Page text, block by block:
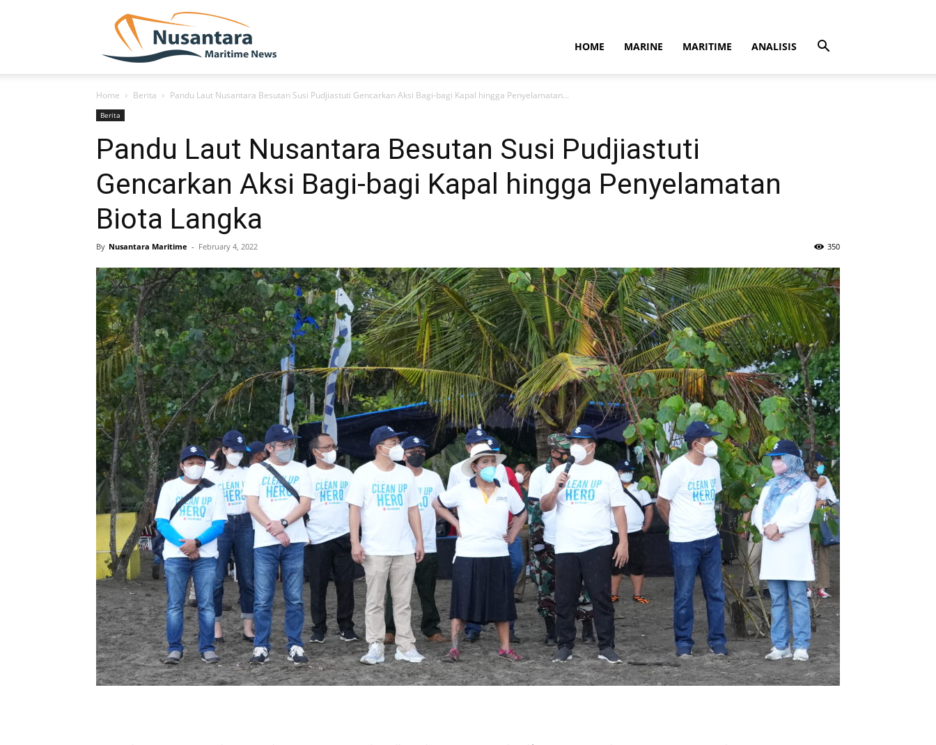
HOME MARINE MARITIME ANALISIS
Home Berita Pandu Laut Nusantara Besutan Susi Pudjiastuti Gencarkan Aksi Bagi-bagi Kapal hingga Penyelamatan...
Berita
Pandu Laut Nusantara Besutan Susi Pudjiastuti
Gencarkan Aksi Bagi-bagi Kapal hingga Penyelamatan
Biota Langka
By Nusantara Maritime - February 4, 2022 350